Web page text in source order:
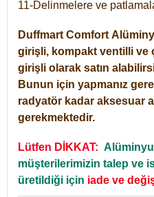
11-Delinmelere ve
Duffmart Comfort
girişli, kompakt ventilli ve
girişli olarak satın
Bunun için yapmanız
radyatör kadar aksesuar
gerekmektedir.
Lütfen DİKKAT:
müşterilerimizin talep ve
üretildiği için iade ve